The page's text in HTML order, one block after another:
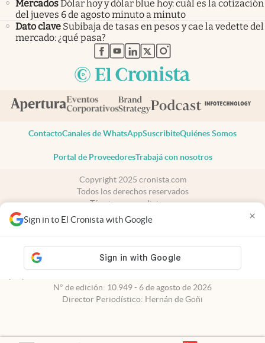
Sign in to El Cronista with Google ×
MercadosDólar hoy y dólar blue hoy: cuál es la cotización
del jueves 6 de agosto minuto a minuto
Dato clave Subibaja de tasas en pesos y cae la vedette del
mercado: ¿qué pasa?
abre en nueva pestaña
abre en nueva pestaña
abre en nueva pestaña
abre en nueva pestaña
abre en nueva pestaña
ContactoCanales de WhatsAppSuscribiteQuiénes Somos
Portal de ProveedoresTrabajá con nosotros
Copyright 2025 cronista.com
Todos los derechos reservados
Términos y condiciones
Privacidad
Consentimiento
cronista.com
es propiedad de El Cronista Comercial S.A Registro de
N° de edición: 10.949 - 6 de agosto de 2026
Director Periodístico: Hernán de Goñi